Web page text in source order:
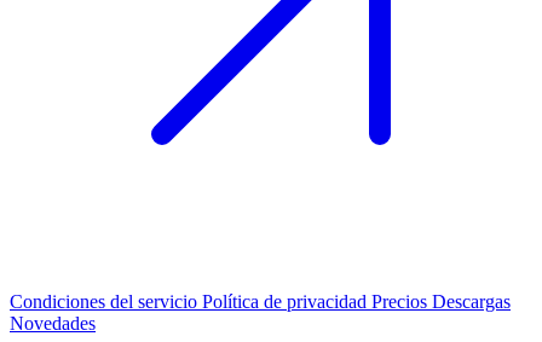
Condiciones del servicio Política de privacidad Precios Descargas
Novedades